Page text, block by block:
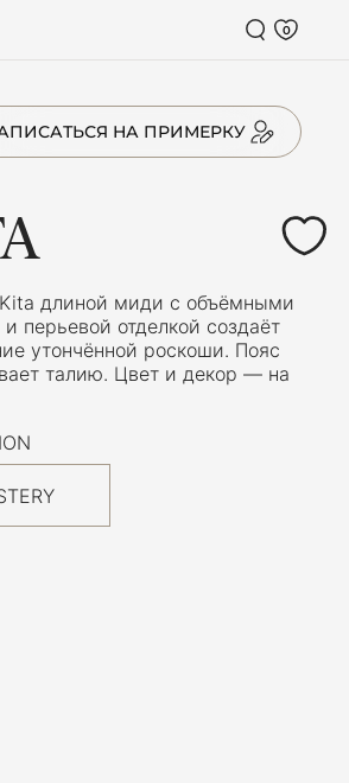
0
НА ПРИМЕРКУ
длиной миди с объёмными
перьевой отделкой создаёт
утончённой роскоши. Пояс
талию. Цвет и декор — на